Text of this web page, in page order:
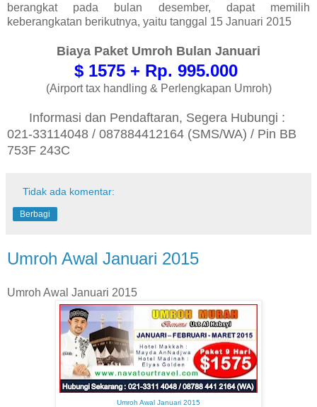
berangkat pada bulan desember, dapat memilih
keberangkatan berikutnya, yaitu tanggal 15 Januari 2015
Biaya Paket Umroh Bulan Januari
$ 1575 + Rp. 995.000
(Airport tax handling & Perlengkapan Umroh)
Informasi dan Pendaftaran, Segera Hubungi :
021-33114048 / 087884412164 (SMS/WA) / Pin BB
753F 243C
Tidak ada komentar:
Berbagi
Umroh Awal Januari 2015
Umroh Awal Januari 2015
Umroh Awal Januari 2015